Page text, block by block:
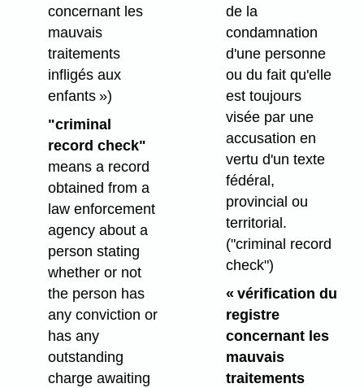
concernant les
mauvais
traitements
infligés aux
enfants »)
"criminal
record check"
means a record
obtained from a
law enforcement
agency about a
person stating
whether or not
the person has
any conviction or
has any
outstanding
charge awaiting
de la
condamnation
d'une personne
ou du fait qu'elle
est toujours
visée par une
accusation en
vertu d'un texte
fédéral,
provincial ou
territorial.
("criminal record
check")
« vérification du
registre
concernant les
mauvais
traitements